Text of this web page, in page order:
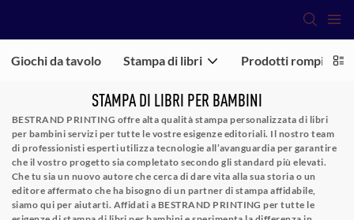
Giochi da tavolo Stampa di libri Prodotti rompicapo
STAMPA DI LIBRI PER BAMBINI
BESTRAND PRINTING offre alta qualità stampa personalizzata di libri
per bambini servizi per tutte le vostre esigenze editoriali. Il nostro team
di professionisti esperti utilizza tecnologie all’avanguardia per garantire
che il vostro progetto sia completato secondo gli standard più elevati.
Che tu sia un nuovo autore che cerca di dare vita alla sua storia o un
editore affermato che ha bisogno di un partner di stampa affidabile,
siamo qui per aiutarti. Affidati a BESTRAND PRINTING per tutte le